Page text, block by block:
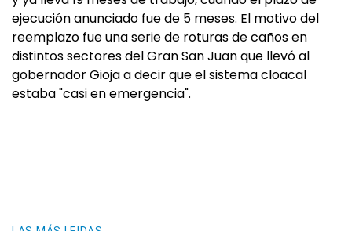
ejecución anunciado fue de 5 meses. El motivo del
reemplazo fue una serie de roturas de caños en
distintos sectores del Gran San Juan que llevó al
gobernador Gioja a decir que el sistema cloacal
estaba "casi en emergencia".